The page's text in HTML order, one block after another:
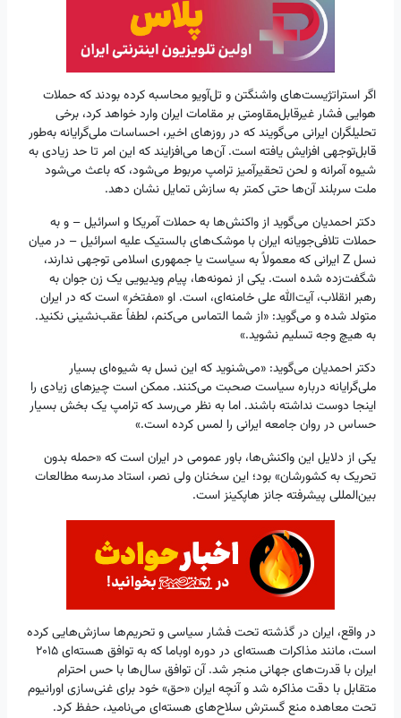
اگر استراتژیست‌های واشنگتن و تل‌آویو محاسبه کرده بودند که حملات
هوایی فشار غیرقابل‌مقاومتی بر مقامات ایران وارد خواهد کرد، برخی
تحلیلگران ایرانی می‌گویند که در روزهای اخیر، احساسات ملی‌گرایانه به‌طور
قابل‌توجهی افزایش یافته است. آن‌ها می‌افزایند که این امر تا حد زیادی به
شیوه آمرانه و لحن تحقیرآمیز ترامپ مربوط می‌شود، که باعث می‌شود
ملت سربلند آن‌ها حتی کمتر به سازش تمایل نشان دهد.
دکتر احمدیان می‌گوید از واکنش‌ها به حملات آمریکا و اسرائیل – و به
حملات تلافی‌جویانه ایران با موشک‌های بالستیک علیه اسرائیل – در میان
نسل Z ایرانی که معمولاً به سیاست یا جمهوری اسلامی توجهی ندارند،
شگفت‌زده شده است. یکی از نمونه‌ها، پیام ویدیویی یک زن جوان به
رهبر انقلاب، آیت‌الله علی خامنه‌ای، است. او «مفتخر» است که در ایران
متولد شده و می‌گوید: «از شما التماس می‌کنم، لطفاً عقب‌نشینی نکنید.
به هیچ وجه تسلیم نشوید.»
دکتر احمدیان می‌گوید: «می‌شنوید که این نسل به شیوه‌ای بسیار
ملی‌گرایانه درباره سیاست صحبت می‌کنند. ممکن است چیزهای زیادی را
اینجا دوست نداشته باشند. اما به نظر می‌رسد که ترامپ یک بخش بسیار
حساس در روان جامعه ایرانی را لمس کرده است.»
یکی از دلایل این واکنش‌ها، باور عمومی در ایران است که «حمله بدون
تحریک به کشورشان» بود؛ این سخنان ولی نصر، استاد مدرسه مطالعات
بین‌المللی پیشرفته جانز هاپکینز است.
در واقع، ایران در گذشته تحت فشار سیاسی و تحریم‌ها سازش‌هایی کرده
است، مانند مذاکرات هسته‌ای در دوره اوباما که به توافق هسته‌ای ۲۰۱۵
ایران با قدرت‌های جهانی منجر شد. آن توافق سال‌ها با حس احترام
متقابل با دقت مذاکره شد و آنچه ایران «حق» خود برای غنی‌سازی اورانیوم
تحت معاهده منع گسترش سلاح‌های هسته‌ای می‌نامید، حفظ کرد.